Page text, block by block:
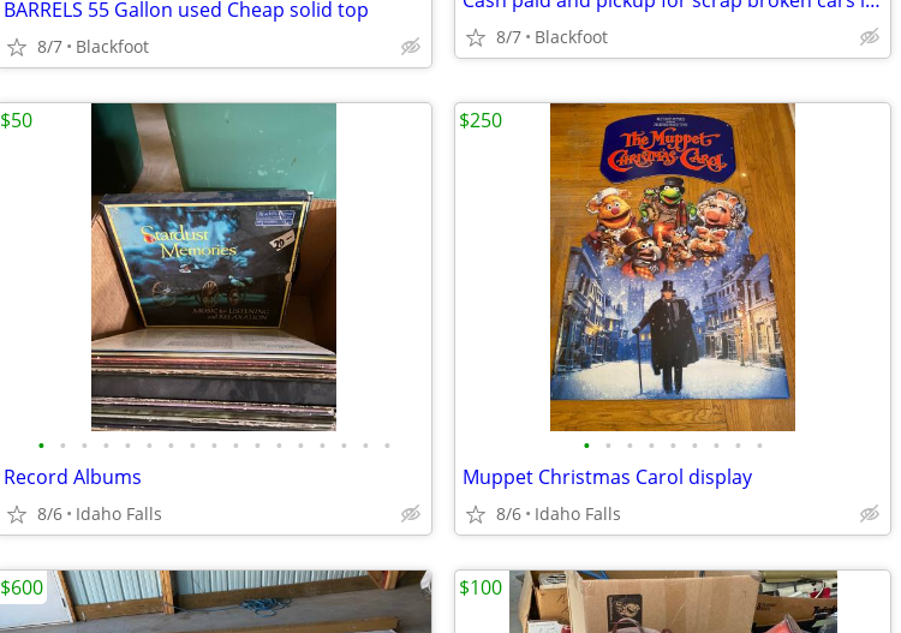
BARRELS 55 Gallon used Cheap solid top
8/7 Blackfoot 8/7 Blackfoot
• • • • • • • • • • • • • • • • •
Record Albums
8/6 Idaho Falls
$50
• • • • • • • • •
Muppet Christmas Carol display
8/6 Idaho Falls
$250
$600 $100